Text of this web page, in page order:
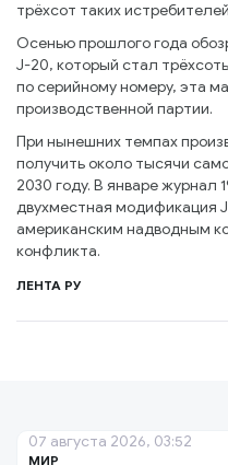
трёхсот таких
Осенью прошлого года
J-20, который стал
по серийному номеру, эта
производственной партии.
При нынешних темпах
получить около тысячи
2030 году. В январе журнал
двухместная модификация
американским надводным
конфликта.
ЛЕНТА РУ
МИР
07 августа 2026, 03:52